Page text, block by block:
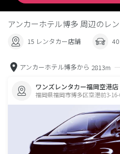
アンカーホテル博多 周辺のレ
15 レンタカー店舗
アンカーホテル博多から 2813m
ワンズレンタカー福岡空港店
福岡県福岡市博多区空港前3-16-